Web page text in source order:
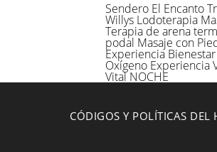
Sendero El Encanto
Willys Lodoterapia
Terapia de arena
podal Masaje con
Experiencia Bienestar
Oxígeno Experiencia
Vital NOCHE
CÓDIGOS Y POLÍTICAS DEL